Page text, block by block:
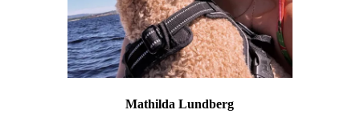
Mathilda Lundberg